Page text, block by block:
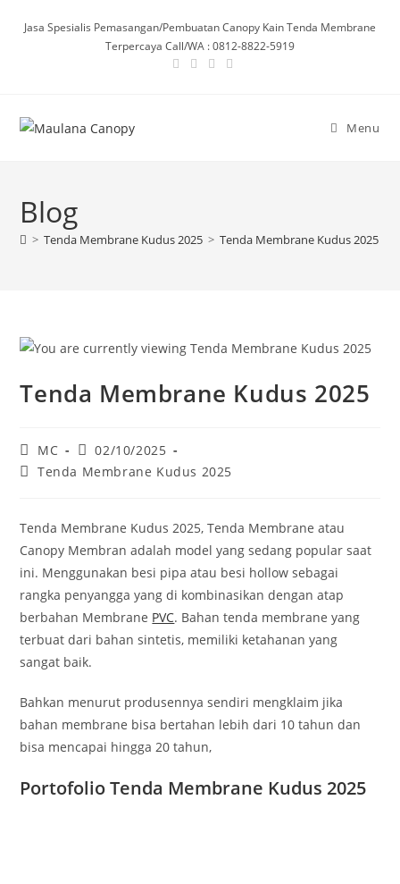
Jasa Spesialis Pemasangan/Pembuatan Canopy Kain Tenda Membrane
Terpercaya Call/WA : 0812-8822-5919
Menu
Blog
> Tenda Membrane Kudus 2025 > Tenda Membrane Kudus 2025
Tenda Membrane Kudus 2025
Post
author:
MC
Post
published:
02/10/2025
PostTenda Membrane Kudus 2025
Tenda Membrane Kudus 2025, Tenda Membrane atau
Canopy Membran adalah model yang sedang popular saat
ini. Menggunakan besi pipa atau besi hollow sebagai
rangka penyangga yang di kombinasikan dengan atap
berbahan Membrane PVC. Bahan tenda membrane yang
terbuat dari bahan sintetis, memiliki ketahanan yang
sangat baik.
Bahkan menurut produsennya sendiri mengklaim jika
bahan membrane bisa bertahan lebih dari 10 tahun dan
bisa mencapai hingga 20 tahun,
Portofolio Tenda Membrane Kudus 2025